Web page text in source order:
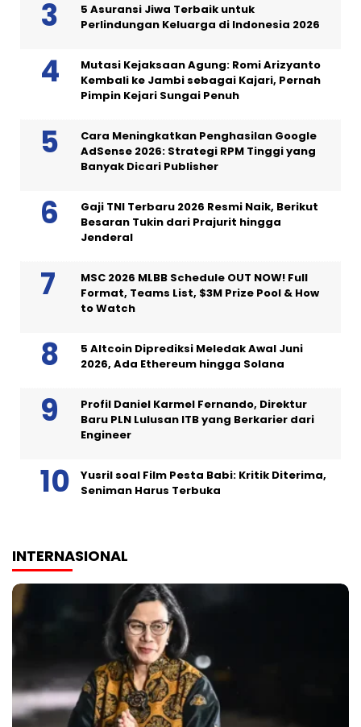
5 Asuransi Jiwa Terbaik untuk
Perlindungan Keluarga di Indonesia 2026
Mutasi Kejaksaan Agung: Romi Arizyanto
Kembali ke Jambi sebagai Kajari, Pernah
Pimpin Kejari Sungai Penuh
Cara Meningkatkan Penghasilan Google
AdSense 2026: Strategi RPM Tinggi yang
Banyak Dicari Publisher
Gaji TNI Terbaru 2026 Resmi Naik, Berikut
Besaran Tukin dari Prajurit hingga
Jenderal
MSC 2026 MLBB Schedule OUT NOW! Full
Format, Teams List, $3M Prize Pool & How
to Watch
5 Altcoin Diprediksi Meledak Awal Juni
2026, Ada Ethereum hingga Solana
Profil Daniel Karmel Fernando, Direktur
Baru PLN Lulusan ITB yang Berkarier dari
Engineer
Yusril soal Film Pesta Babi: Kritik Diterima,
Seniman Harus Terbuka
INTERNASIONAL